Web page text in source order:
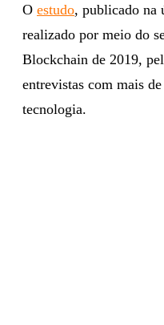
O estudo, publicado na
realizado por meio do
Blockchain de 2019,
entrevistas com mais
tecnologia.